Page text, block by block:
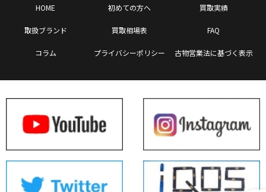
HOME 初めての方へ 買取実績
取扱ブランド 買取相場表 FAQ
コラム プライバシーポリシー 古物営業法に基づく表示